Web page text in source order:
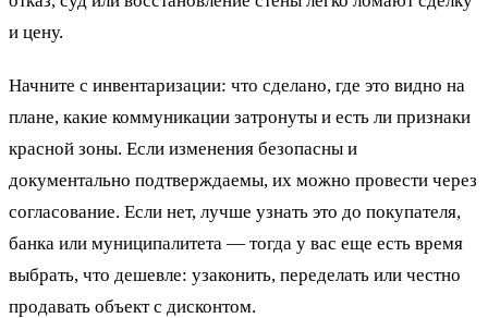
и цену.
Начните с инвентаризации: что сделано, где это видно на
плане, какие коммуникации затронуты и есть ли признаки
красной зоны. Если изменения безопасны и
документально подтверждаемы, их можно провести через
согласование. Если нет, лучше узнать это до покупателя,
банка или муниципалитета — тогда у вас еще есть время
выбрать, что дешевле: узаконить, переделать или честно
продавать объект с дисконтом.